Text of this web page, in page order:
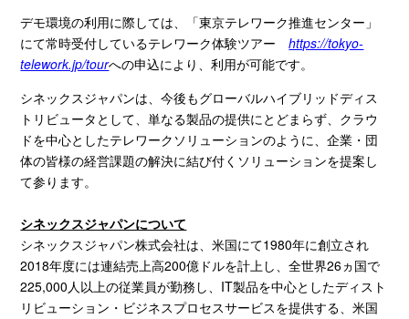
デモ環境の利用に際しては、
「東京テレワーク推進センター」
にて常時受付しているテレワーク体験ツアーhttps://tokyo-
telework.jp/tourへの申込により、利用が可能です。
シネックスジャパンは、今後もグローバルハイブリッドディス
トリビュータとして、単なる製品の提供にとどまらず、クラウ
ドを中心としたテレワークソリューションのように、企業・団
体の皆様の経営課題の解決に結び付くソリューションを提案し
て参ります。
シネックスジャパンについて
シネックスジャパン株式会社は、米国にて1980年に創立され
2018年度には連結売上高200億ドルを計上し、全世界26ヵ国で
225,000人以上の従業員が勤務し、 IT製品を中心としたディスト
リビューション・ビジネスプロセスサービスを提供する、米国